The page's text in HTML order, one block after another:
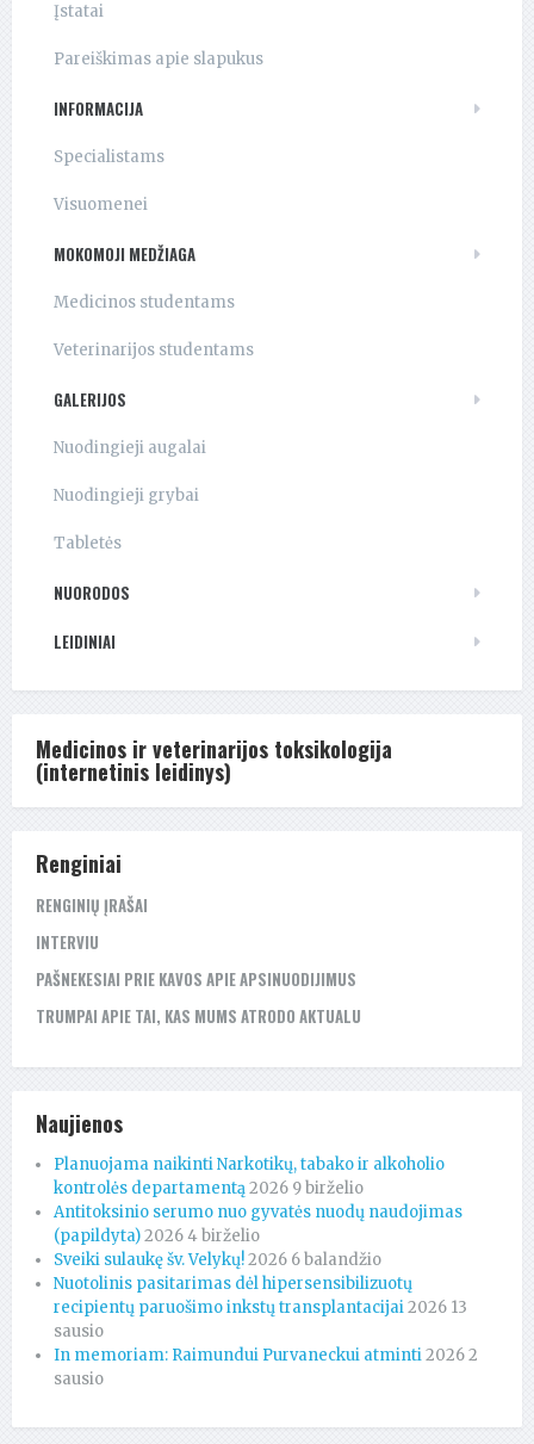
Įstatai
Pareiškimas apie slapukus
INFORMACIJA
Specialistams
Visuomenei
MOKOMOJI MEDŽIAGA
Medicinos studentams
Veterinarijos studentams
GALERIJOS
Nuodingieji augalai
Nuodingieji grybai
Tabletės
NUORODOS
LEIDINIAI
Medicinos ir veterinarijos toksikologija
(internetinis leidinys)
Renginiai
RENGINIŲ ĮRAŠAI
INTERVIU
PAŠNEKESIAI PRIE KAVOS APIE APSINUODIJIMUS
TRUMPAI APIE TAI, KAS MUMS ATRODO AKTUALU
Naujienos
Planuojama naikinti Narkotikų, tabako ir alkoholio
kontrolės departamentą2026 9 birželio
Antitoksinio serumo nuo gyvatės nuodų naudojimas
(papildyta)2026 4 birželio
Sveiki sulaukę šv. Velykų!2026 6 balandžio
Nuotolinis pasitarimas dėl hipersensibilizuotų
recipientų paruošimo inkstų transplantacijai2026 13
sausio
In memoriam: Raimundui Purvaneckui atminti2026 2
sausio